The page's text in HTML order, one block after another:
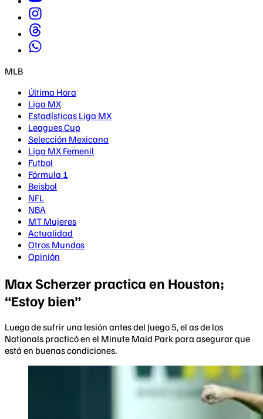
MLB
Última Hora
Liga MX
Estadísticas Liga MX
Leagues Cup
Selección Mexicana
Liga MX Femenil
Futbol
Fórmula 1
Beisbol
NFL
NBA
MT Mujeres
Actualidad
Otros Mundos
Opinión
Max Scherzer practica en Houston;
“Estoy bien”
Luego de sufrir una lesión antes del Juego 5, el as de los
Nationals practicó en el Minute Maid Park para asegurar que
está en buenas condiciones.